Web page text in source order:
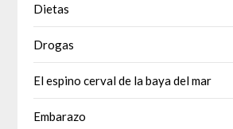
Dietas
Drogas
El espino cerval de la baya del mar
Embarazo